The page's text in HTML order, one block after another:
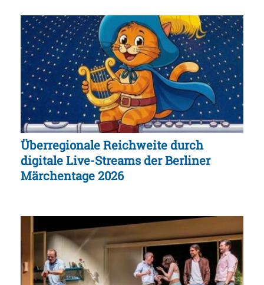
Überregionale Reichweite durch
digitale Live-Streams der Berliner
Märchentage 2026